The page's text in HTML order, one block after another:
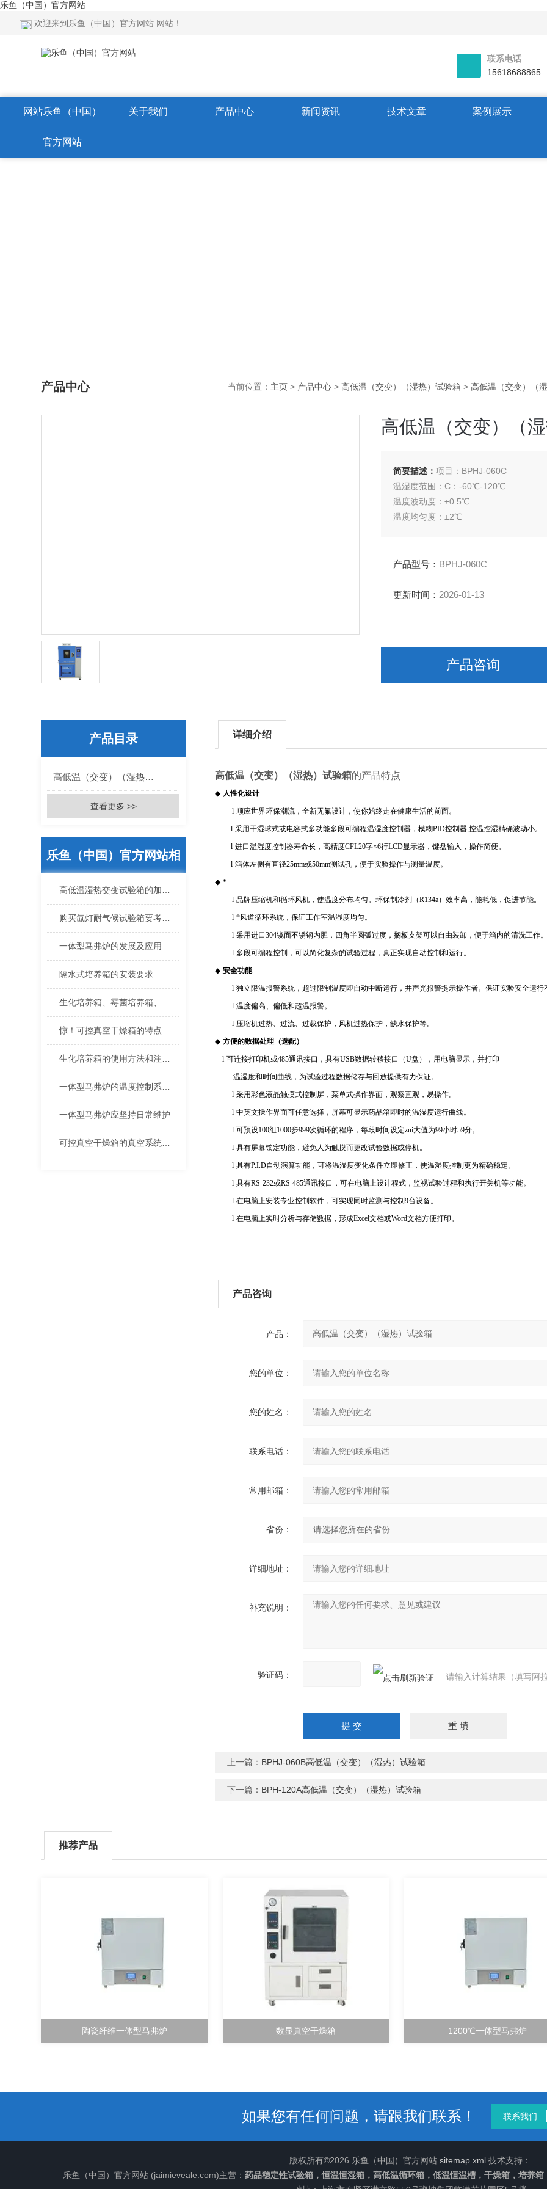
乐鱼（中国）官方网站
欢迎来到乐鱼（中国）官方网站 网站！
联系电话
15618688865
网站乐鱼（中国）
官方网站
关于我们 产品中心 新闻资讯 技术文章 案例展示
产品中心 当前位置： 主页 > 产品中心> 高低温（交变）（湿热）试验箱 > 高低温（交变）（
高低温（交变）（
简要描述：项目：BPHJ-060C
温湿度范围：C：-60℃-120℃
温度波动度：±0.5℃
温度均匀度：±2℃
压缩机：*压缩机
外胆尺寸（mm）：650*1040*1650
产品型号： BPHJ-060C
更新时间： 2026-01-13
产品咨询
产品目录
高低温（交变）（湿热）试验箱
查看更多 >>
乐鱼（中国）官方网站相
关的文章
一体型马弗炉的发展及应用
隔水式培养箱的安装要求
一体型马弗炉应坚持日常维护
详细介绍
高低温（交变）（湿热）试验箱的产品特点
◆ 人性化设计
l 顺应世界环保潮流，全新无氟设计，使你始终走在健康生活的前面。
l 采用干湿球式或电容式多功能多段可编程温湿度控制器，模糊PID控制器,控温控湿精确波动小。
l 进口温湿度控制器寿命长，高精度CFL20字×6行LCD显示器，键盘输入，操作简便。
l 箱体左侧有直径25mm或50mm测试孔，便于实验操作与测量温度。
◆ *
l 品牌压缩机和循环风机，使温度分布均匀。环保制冷剂（R134a）效率高，能耗低，促进节能。
l *风道循环系统，保证工作室温湿度均匀。
l 采用进口304镜面不锈钢内胆，四角半圆弧过度，搁板支架可以自由装卸，便于箱内的清洗工作。
l 多段可编程控制，可以简化复杂的试验过程，真正实现自动控制和运行。
◆ 安全功能
l 独立限温报警系统，超过限制温度即自动中断运行，并声光报警提示操作者。保证实验安全运行
l 温度偏高、偏低和超温报警。
l 压缩机过热、过流、过载保护，风机过热保护，缺水保护等。
◆ 方便的数据处理（选配）
l 可连接打印机或485通讯接口，具有USB数据转移接口（U盘），用电脑显示，并打印
温湿度和时间曲线，为试验过程数据储存与回放提供有力保证。
l 采用彩色液晶触摸式控制屏，菜单式操作界面，观察直观，易操作。
l 中英文操作界面可任意选择，屏幕可显示药品箱即时的温湿度运行曲线。
l 可预设100组 1000步999次循环的程序，每段时间设定zui大值为99小时59分。
l 具有屏幕锁定功能，避免人为触摸而更改试验数据或停机。
l 具有P.I.D自动演算功能，可将温湿度变化条件立即修正，使温湿度控制更为精确稳定。
l 具有RS-232或RS-485通讯接口，可在电脑上设计程式，监视试验过程和执行开关机等功能。
l 在电脑上安装专业控制软件，可实现同时监测与控制 9台设备。
l 在电脑上实时分析与存储数据，形成Excel文档或Word文档方便打印。
产品咨询
产品：
您的单位：
您的姓名：
联系电话：
常用邮箱：
省份：
详细地址：
补充说明：
验证码： 请输入计算结果（填写阿
上一篇： BPHJ-060B高低温（交变）（湿热）试验箱
下一篇： BPH-120A高低温（交变）（湿热）试验箱
推荐产品
陶瓷纤维一体型马弗炉 数显真空干燥箱 1200℃一体型马弗炉
如果您有任何问题，请跟我们联系！ 联系我们
版权所有©2026 乐鱼（中国）官方网站 sitemap.xml 技术支持：
乐鱼（中国）官方网站 (jaimieveale.com)主营： 药品稳定性试验箱，恒温恒湿箱，高低温循环箱，低温恒温槽，干燥箱，培养